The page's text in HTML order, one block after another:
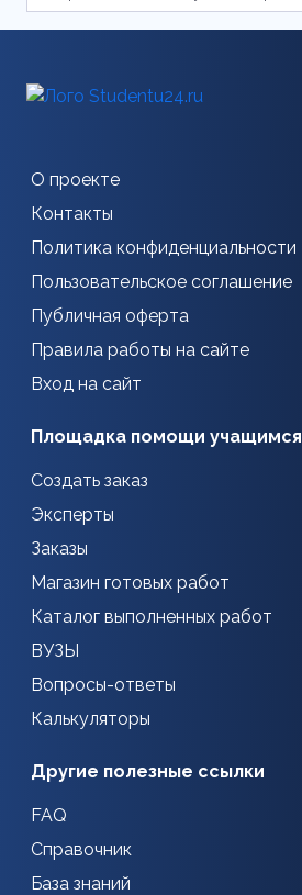
О проекте
Контакты
Политика конфиденциальности
Пользовательское соглашение
Публичная оферта
Правила работы на сайте
Вход на сайт
Площадка помощи учащимся
Создать заказ
Эксперты
Заказы
Магазин готовых работ
Каталог выполненных работ
ВУЗЫ
Вопросы-ответы
Калькуляторы
Другие полезные ссылки
FAQ
Справочник
База знаний